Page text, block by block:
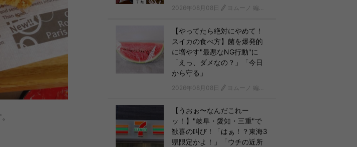
2026年08月08日 ヨムーノ 編集部
【やってたら絶対にやめて！
スイカの食べ方】菌を爆発的
に増やす"最悪なNG行動"に
「えっ、ダメなの？」「今日
から守る」
2026年08月08日 ヨムーノ 編集部
【うおぉ〜なんだこれー
ッ！】"岐阜・愛知・三重"で
歓喜の叫び！「はぁ！？東海3
県限定かよ！」「ウチの近所